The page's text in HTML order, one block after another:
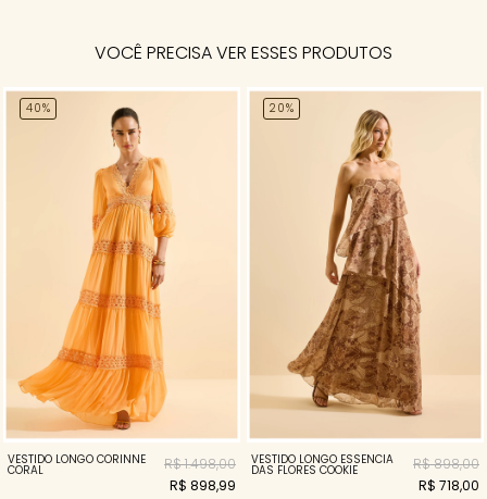
VOCÊ PRECISA VER ESSES PRODUTOS
40%
VESTIDO LONGO CORINNE
CORAL
R$ 1.498,00
R$ 898,99
20%
VESTIDO LONGO ESSENCIA
DAS FLORES COOKIE
R$ 898,00
R$ 718,00